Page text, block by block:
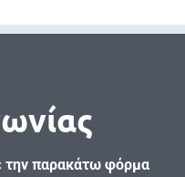
παρακάτω φόρμα